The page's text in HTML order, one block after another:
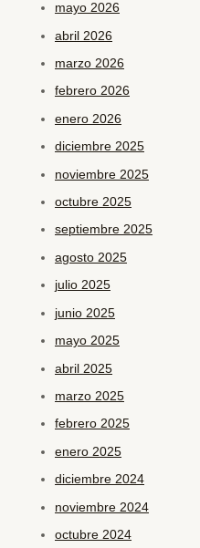
mayo 2026
abril 2026
marzo 2026
febrero 2026
enero 2026
diciembre 2025
noviembre 2025
octubre 2025
septiembre 2025
agosto 2025
julio 2025
junio 2025
mayo 2025
abril 2025
marzo 2025
febrero 2025
enero 2025
diciembre 2024
noviembre 2024
octubre 2024